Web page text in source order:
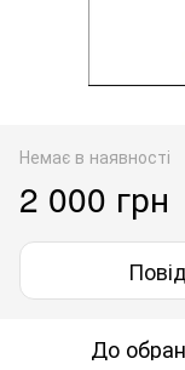
Немає в наявності
2 000 грн
До